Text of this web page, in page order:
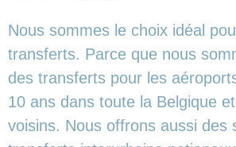
Nous sommes le choix idéal
transferts. Parce que nous
des transferts pour les
10 ans dans toute la Belgique
voisins. Nous offrons aussi des